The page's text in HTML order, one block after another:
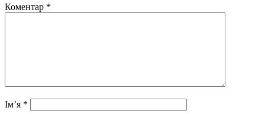
Коментар *
Ім’я *